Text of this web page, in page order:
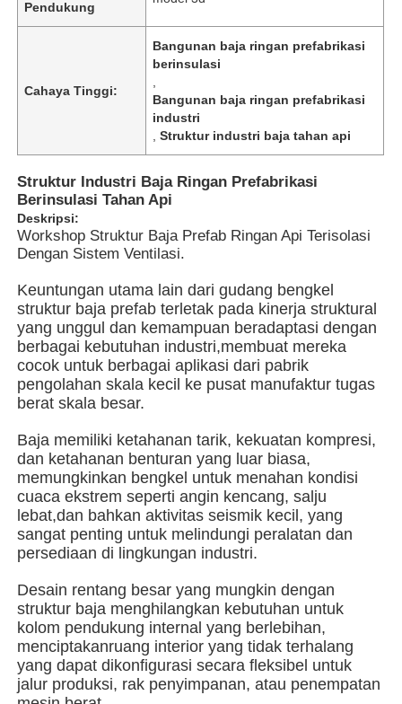
Rumah
Produk
Video
Tentang kita
Wisata pabrik
Kontrol kualitas
Hubungi kami
Berita
Semua Kasus
Quote request suatu
Pendukung
Cahaya Tinggi:
Bangunan baja ringan prefabrikasi
berinsulasi
Bangunan baja ringan prefabrikasi
industri
,Struktur industri baja tahan api
Struktur Industri Baja Ringan Prefabrikasi
Berinsulasi Tahan Api
Deskripsi:
Workshop Struktur Baja Prefab Ringan Api Terisolasi
Dengan Sistem Ventilasi.
Keuntungan utama lain dari gudang bengkel
struktur baja prefab terletak pada kinerja struktural
yang unggul dan kemampuan beradaptasi dengan
berbagai kebutuhan industri,membuat mereka
cocok untuk berbagai aplikasi dari pabrik
pengolahan skala kecil ke pusat manufaktur tugas
berat skala besar.
Baja memiliki ketahanan tarik, kekuatan kompresi,
dan ketahanan benturan yang luar biasa,
memungkinkan bengkel untuk menahan kondisi
cuaca ekstrem seperti angin kencang, salju
lebat,dan bahkan aktivitas seismik kecil, yang
sangat penting untuk melindungi peralatan dan
persediaan di lingkungan industri.
Desain rentang besar yang mungkin dengan
struktur baja menghilangkan kebutuhan untuk
kolom pendukung internal yang berlebihan,
menciptakanruang interior yang tidak terhalang
yang dapat dikonfigurasi secara fleksibel untuk
jalur produksi, rak penyimpanan, atau penempatan